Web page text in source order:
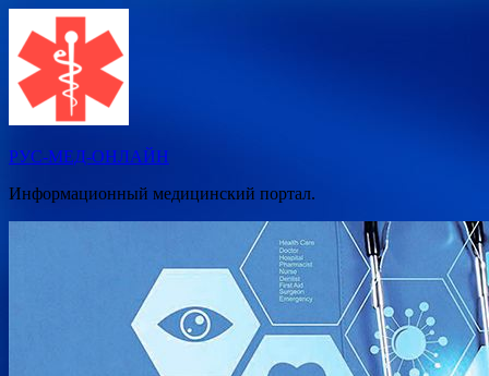
Перейти
содержимому
РУС-МЕД-ОНЛАЙН
Информационный медицинский портал.